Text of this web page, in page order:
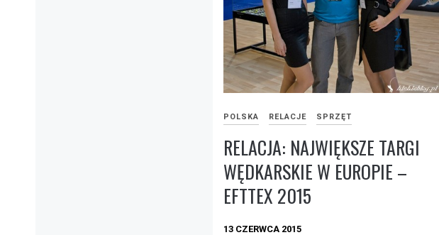
POLSKA RELACJE SPRZĘT
RELACJA: NAJWIĘKSZE TARGI
WĘDKARSKIE W EUROPIE –
EFTTEX 2015
13 CZERWCA 2015